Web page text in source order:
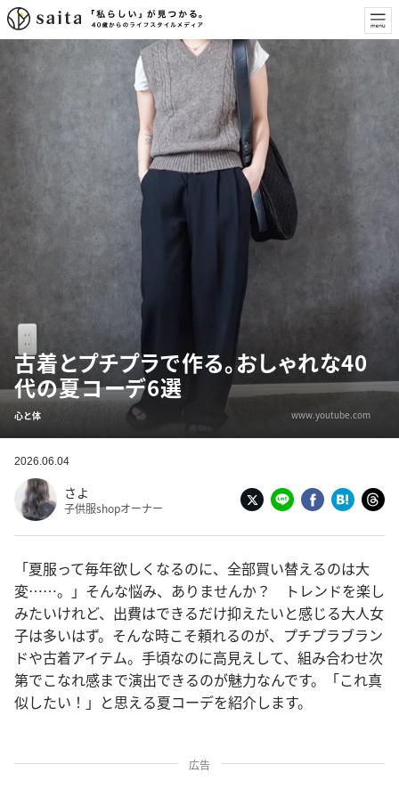
古着とプチプラで作る。おしゃれな40
代の夏コーデ6選
心と体 www.youtube.com
2026.06.04
さよ
子供服shopオーナー
「夏服って毎年欲しくなるのに、全部買い替えるのは大
変……。」そんな悩み、ありませんか？ トレンドを楽し
みたいけれど、出費はできるだけ抑えたいと感じる大人女
子は多いはず。そんな時こそ頼れるのが、プチプラブラン
ドや古着アイテム。手頃なのに高見えして、組み合わせ次
第でこなれ感まで演出できるのが魅力なんです。「これ真
似したい！」と思える夏コーデを紹介します。
広告